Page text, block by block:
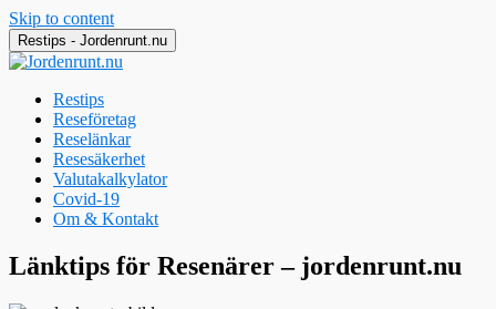
Skip to content
Restips - Jordenrunt.nu
Restips
Reseföretag
Reselänkar
Resesäkerhet
Valutakalkylator
Covid-19
Om & Kontakt
Jordenrunt.nu
Tusen Restips från hela världen
Länktips för Resenärer – jordenrunt.nu